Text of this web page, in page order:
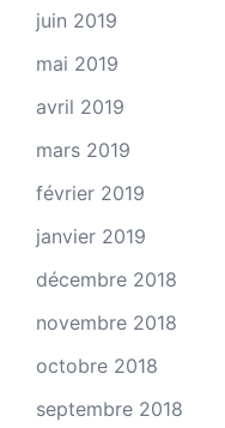
juin 2019
mai 2019
avril 2019
mars 2019
février 2019
janvier 2019
décembre 2018
novembre 2018
octobre 2018
septembre 2018